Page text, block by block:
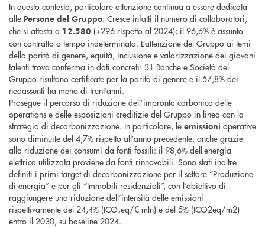
In questo contesto, particolare attenzione continua a essere dedicata
alle Persone del Gruppo. Cresce infatti il numero di collaboratori,
che si attesta a 12.580 (+296 rispetto al 2024); il 96,6% è assunto
con contratto a tempo indeterminato. L’attenzione del Gruppo ai temi
della parità di genere, equità, inclusione e valorizzazione dei giovani
talenti trova conferma in dati concreti: 31 Banche e Società del
Gruppo risultano certificate per la parità di genere e il 57,8% dei
neoassunti ha meno di trent’anni.
Prosegue il percorso di riduzione dell’impronta carbonica delle
operations e delle esposizioni creditizie del Gruppo in linea con la
strategia di decarbonizzazione. In particolare, le emissioni operative
sono diminuite del 4,7% rispetto all’anno precedente, anche grazie
alla riduzione dei consumi da fonti fossili: il 98,6% dell’energia
elettrica utilizzata proviene da fonti rinnovabili. Sono stati inoltre
definiti i primi target di decarbonizzazione per il settore “Produzione
di energia” e per gli “Immobili residenziali”, con l’obiettivo di
raggiungere una riduzione dell’intensità delle emissioni
rispettivamente del 24,4% (tCO₂eq/€ mln) e del 5% (tCO2eq/m2)
entro il 2030, su baseline 2024.